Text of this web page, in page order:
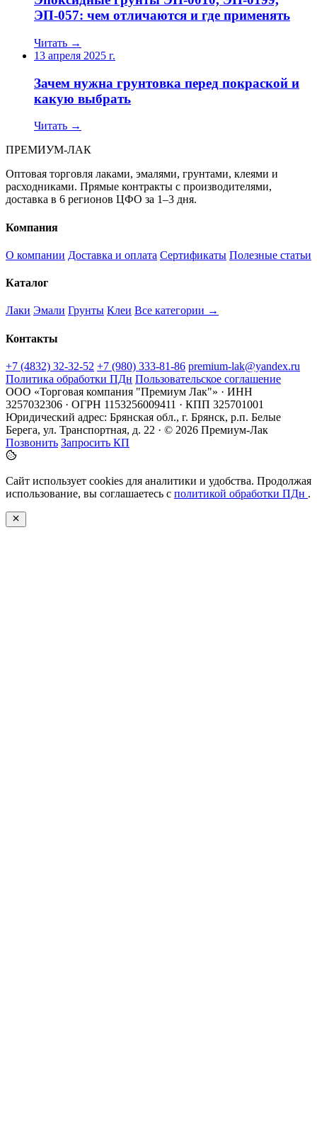
ЭП-057: чем отличаются и где применять
Читать →
13 апреля 2025 г.
Зачем нужна грунтовка перед покраской и
какую выбрать
Читать →
ПРЕМИУМ-ЛАК
Оптовая торговля лаками, эмалями, грунтами, клеями и
расходниками. Прямые контракты с производителями,
доставка в 6 регионов ЦФО за 1–3 дня.
Компания
О компании Доставка и оплата Сертификаты Полезные статьи
Каталог
Лаки Эмали Грунты Клеи Все категории →
Контакты
+7 (4832) 32-32-52 +7 (980) 333-81-86 premium-lak@yandex.ru
Политика обработки ПДн Пользовательское соглашение
ООО «Торговая компания "Премиум Лак"» · ИНН
3257032306 · ОГРН 1153256009411 · КПП 325701001
Юридический адрес: Брянская обл., г. Брянск, р.п. Белые
Берега, ул. Транспортная, д. 22 · © 2026 Премиум-Лак
Позвонить Запросить КП
Сайт использует cookies для аналитики и удобства. Продолжая
использование, вы соглашаетесь с политикой обработки ПДн .